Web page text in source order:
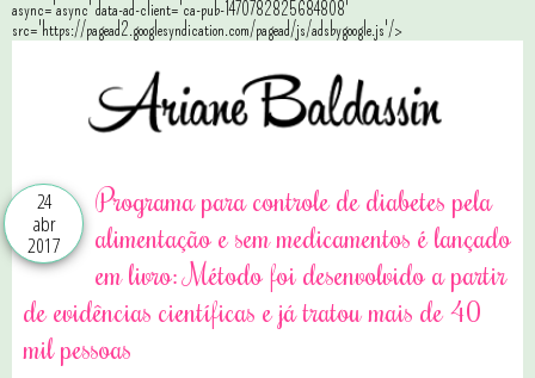
async='async' data-ad-client='ca-pub-1470782825684808'
src='https://pagead2.googlesyndication.com/pagead/js/adsbygoogle.js'/>
24
abr
2017
Programa para controle de diabetes pela
alimentação e sem medicamentos é lançado
em livro: Método foi desenvolvido a partir
de evidências científicas e já tratou mais de 40
mil pessoas